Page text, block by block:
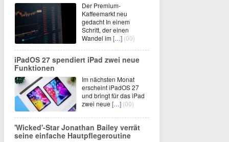
Der Premium-
Kaffeemarkt neu
gedacht In einem
Schritt, der einen
Wandel im[…] (00)
iPadOS 27 spendiert iPad zwei neue
Funktionen
Im nächsten Monat
erscheint iPadOS 27
und bringt für das iPad
zwei neue […] (00)
'Wicked'-Star Jonathan Bailey verrät
seine einfache Hautpflegeroutine